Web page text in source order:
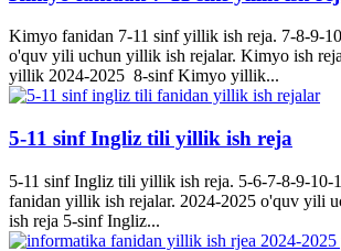
Kimyo fanidan 7-11 sinf yillik ish reja. 7-8-9-
o'quv yili uchun yillik ish rejalar. Kimyo ish
yillik 2024-2025 8-sinf Kimyo yillik...
5-11 sinf Ingliz tili yillik ish reja
5-11 sinf Ingliz tili yillik ish reja. 5-6-7-8-9-10-
fanidan yillik ish rejalar. 2024-2025 o'quv yili
ish reja 5-sinf Ingliz...